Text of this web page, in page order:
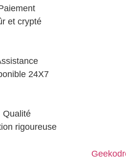
et crypté
24X7
Qualité
rigoureuse